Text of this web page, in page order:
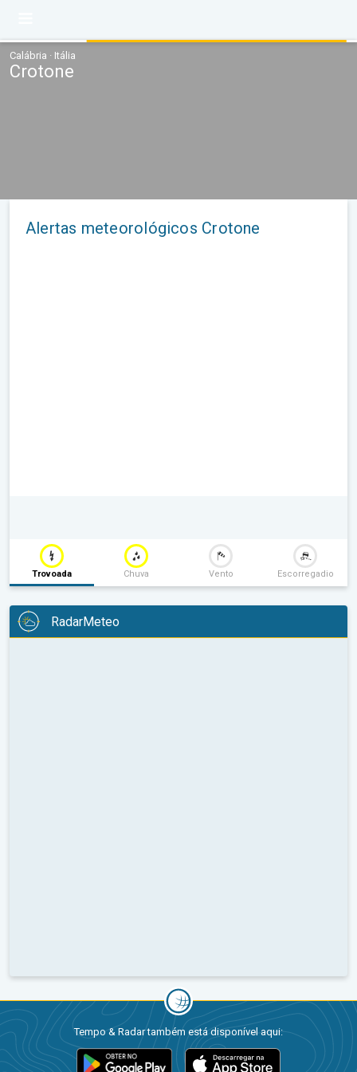
Calábria · Itália
Crotone
Alertas meteorológicos Crotone
Trovoada Chuva Vento Escorregadio
RadarMeteo
Tempo & Radar também está disponível aqui: